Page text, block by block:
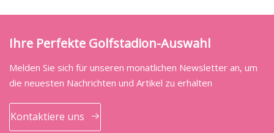
Ihre Perfekte Golfstadion-Auswahl
Melden Sie sich für unseren monatlichen Newsletter an, um
die neuesten Nachrichten und Artikel zu erhalten
Kontaktiere uns